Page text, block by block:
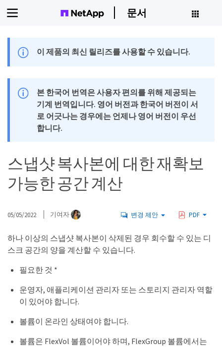
문서
이 제품의 최신 릴리즈를 사용할 수 있습니다.
본 한국어 번역은 사용자 편의를 위해 제공되는
기계 번역입니다. 영어 버전과 한국어 버전이 서
로 어긋나는 경우에는 언제나 영어 버전이 우선
합니다.
스냅샷 복사본에 대한 재확보
가능한 공간 계산
05/05/2022 기여자 변경 제안 PDF
하나 이상의 스냅샷 복사본이 삭제된 경우 회수할 수 있는 디
스크 공간의 양을 계산할 수 있습니다.
필요한 것 *
운영자, 애플리케이션 관리자 또는 스토리지 관리자 역할
이 있어야 합니다.
볼륨이 온라인 상태여야 합니다.
볼륨은 FlexVol 볼륨이어야 하며, FlexGroup 볼륨에서는